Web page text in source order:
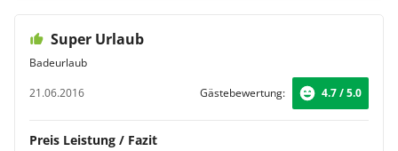
Super Urlaub
Badeurlaub
21.06.2016
Gästebewertung: 4.7 / 5.0
Preis Leistung / Fazit